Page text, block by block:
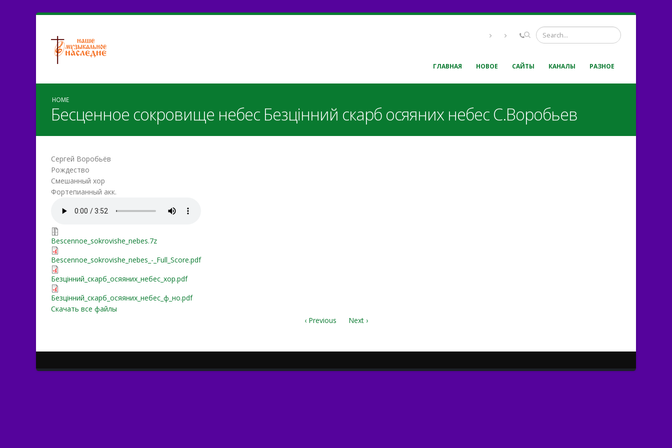
ГЛАВНАЯ НОВОЕ САЙТЫ КАНАЛЫ РАЗНОЕ
HOME
Бесценное сокровище небес Безцінний скарб осяяних небес С.Воробьев
Сергей Воробьёв
Рождество
Смешанный хор
Фортепианный акк.
Bescennoe_sokrovishe_nebes.mp3
Bescennoe_sokrovishe_nebes.7z
Bescennoe_sokrovishe_nebes.7z
Bescennoe_sokrovishe_nebes_-_Full_Score.pdf
Bescennoe_sokrovishe_nebes_-_Full_Score.pdf
Безцінний_скарб_осяяних_небес_хор.pdf
Безцінний_скарб_осяяних_небес_хор.pdf
Безцінний_скарб_осяяних_небес_ф_но.pdf
Безцінний_скарб_осяяних_небес_ф_но.pdf
Скачать все файлы
‹ Previous
Next ›